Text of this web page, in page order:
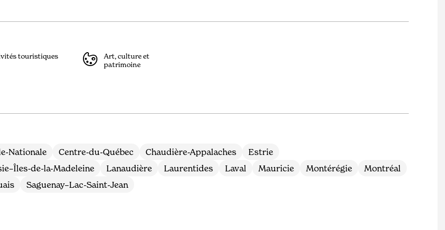
touristiques
Art, culture et
patrimoine
Nationale Centre-du-Québec Chaudière-Appalaches
Estrie
de-la-Madeleine
Lanaudière Laurentides Laval Mauricie Montérégie
Montréal
Saguenay–Lac-Saint-Jean